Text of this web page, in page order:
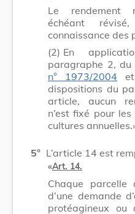
Le rendement
échéant
connaissance des
(2) En
paragraphe 2, du
n° 1973/2004
dispositions du
article, aucun
n’est fixé pour
cultures
5° L’article 14 est
«Art. 14.
Chaque parcelle
d’une demande
protéagineux ou